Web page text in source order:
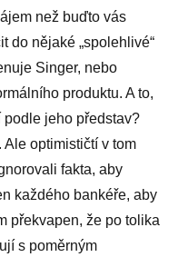
než buďto vás
do nějaké „spolehlivé“
Singer, nebo
produktu. A to,
jeho představ?
optimističtí v tom
fakta, aby
každého bankéře, aby
překvapen, že po tolika
s poměrným